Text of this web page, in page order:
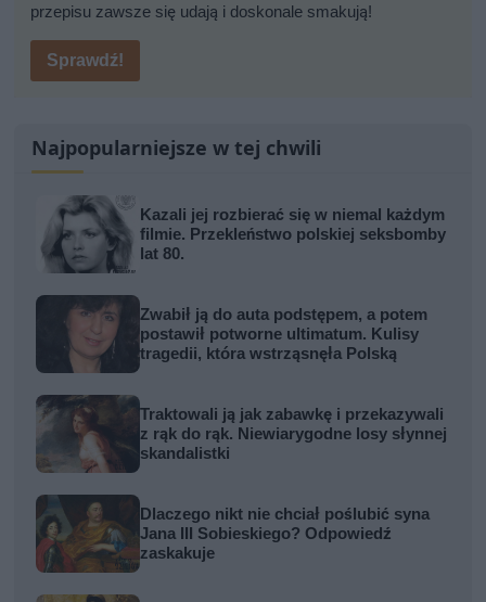
przepisu zawsze się udają i doskonale smakują!
Sprawdź!
Najpopularniejsze w tej chwili
Kazali jej rozbierać się w niemal każdym
filmie. Przekleństwo polskiej seksbomby
lat 80.
Zwabił ją do auta podstępem, a potem
postawił potworne ultimatum. Kulisy
tragedii, która wstrząsnęła Polską
Traktowali ją jak zabawkę i przekazywali
z rąk do rąk. Niewiarygodne losy słynnej
skandalistki
Dlaczego nikt nie chciał poślubić syna
Jana III Sobieskiego? Odpowiedź
zaskakuje